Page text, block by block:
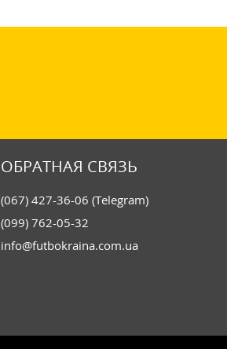
ОБРАТНАЯ СВЯЗЬ
(067) 427-36-06 (Telegram)
(099) 762-05-32
info@futbokraina.com.ua